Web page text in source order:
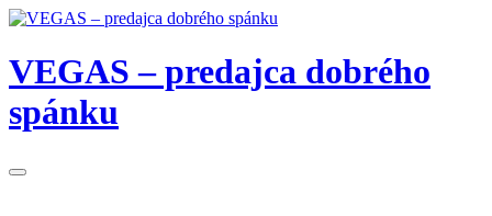
VEGAS – predajca dobrého
spánku